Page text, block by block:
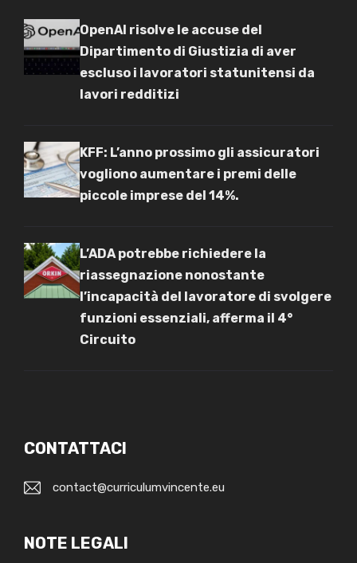
OpenAI risolve le accuse del
Dipartimento di Giustizia di aver
escluso i lavoratori statunitensi da
lavori redditizi
KFF: L’anno prossimo gli assicuratori
vogliono aumentare i premi delle
piccole imprese del 14%.
L’ADA potrebbe richiedere la
riassegnazione nonostante
l’incapacità del lavoratore di svolgere
funzioni essenziali, afferma il 4°
Circuito
CONTATTACI
contact@curriculumvincente.eu
NOTE LEGALI